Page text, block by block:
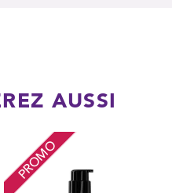
AUSSI
PROMO